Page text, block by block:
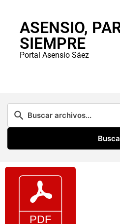
ASENSIO,
SIEMPRE
Portal Asensio Sáez